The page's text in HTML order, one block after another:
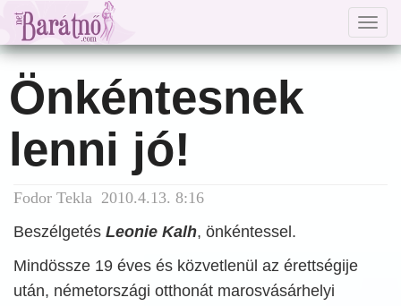
Önkéntesnek
lenni jó!
Fodor Tekla 2010.4.13. 8:16
Beszélgetés Leonie Kalh, önkéntessel.
Mindössze 19 éves és közvetlenül az érettségije
után, németországi otthonát marosvásárhelyi